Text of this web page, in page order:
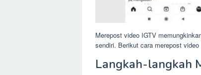
Merepost video IGTV
sendiri. Berikut cara merepost
Langkah-langkah